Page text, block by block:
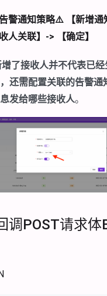
警通知策略⚠️ 【新增通
人关联】-> 【确定】
了接收人并不代表已经
还需配置关联的告警通
发给哪些接收人。
调POST请求体